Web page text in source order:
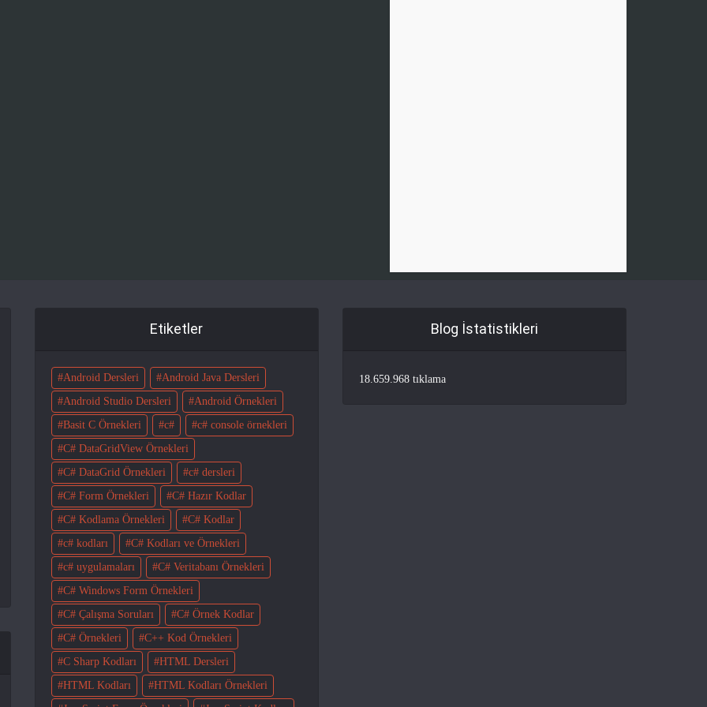
Etiketler
Android Dersleri
Android Java Dersleri
Android Studio Dersleri
Android Örnekleri
Basit C Örnekleri
c#
c# console örnekleri
C# DataGridView Örnekleri
C# DataGrid Örnekleri
c# dersleri
C# Form Örnekleri
C# Hazır Kodlar
C# Kodlama Örnekleri
C# Kodlar
c# kodları
C# Kodları ve Örnekleri
c# uygulamaları
C# Veritabanı Örnekleri
C# Windows Form Örnekleri
C# Çalışma Soruları
C# Örnek Kodlar
C# Örnekleri
C++ Kod Örnekleri
C Sharp Kodları
HTML Dersleri
HTML Kodları
HTML Kodları Örnekleri
Blog İstatistikleri
18.659.968 tıklama